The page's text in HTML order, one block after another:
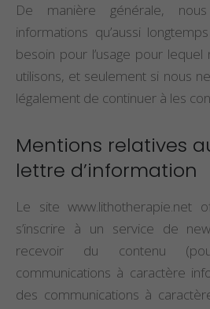
De manière générale,
informations qu’aussi
besoin pour l’usage pour
utilisons, et seulement si nous
légalement de continuer à les
Mentions relatives
lettre d’information
Le site www.lithotherapie.net
s’inscrire à un service de
recevoir du contenu
communications à caractère
des communications à